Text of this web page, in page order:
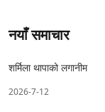
नयाँ समाचार
शर्मिला थापाको लगानीम
2026-7-12